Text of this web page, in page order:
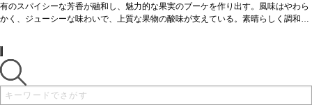
葡萄品種100% グリューナー・フェルトリーナー名前の由来ローレンツ・ファイ
ヴはワインメーカーのローレンツ・モザー家の5代目を意味する。ワインメーカ
注いでいる。
有のスパイシーな芳香が融和し、魅力的な果実のブーケを作り出す。風味はやわら
かく、ジューシーな味わいで、上質な果物の酸味が支えている。素晴らしく調和が
葡萄品種
ヴはワインメーカーのローレンツ・モザー家の5代目を意味する。ワインメーカ
ー、ローレンツ・マリア・モザーV は、グリューナー・フェルトリーナ品種に力を
注いでいる。